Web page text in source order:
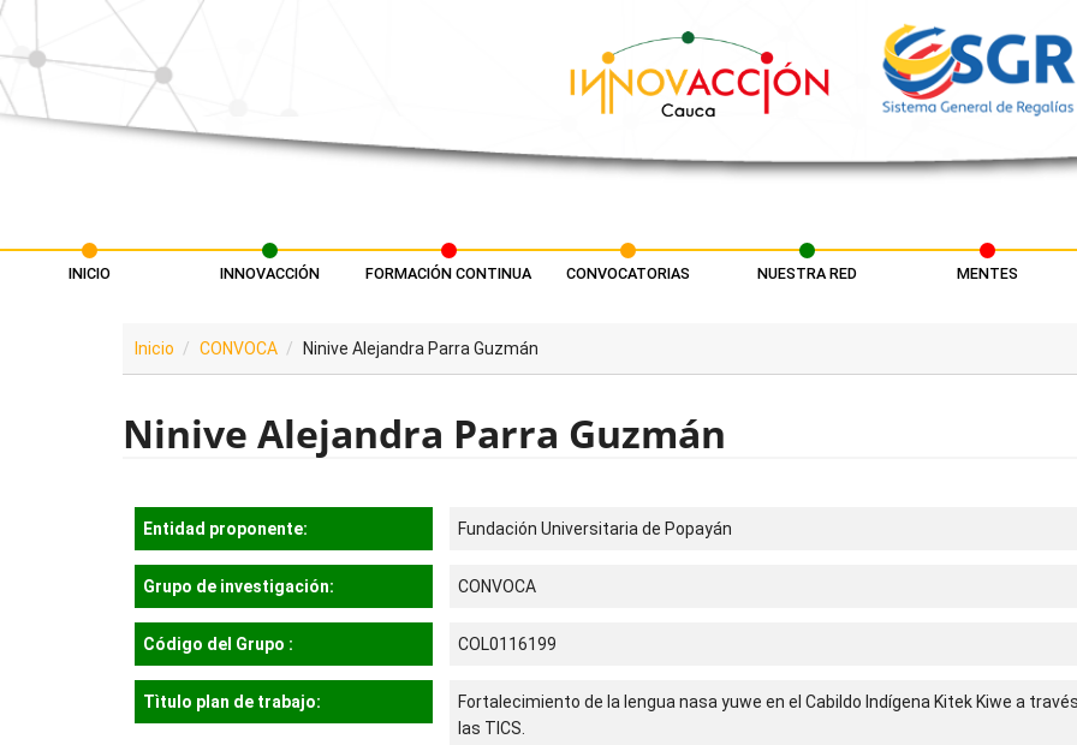
Pasar al contenido principal
INICIO INNOVACCIÓN FORMACIÓN CONTINUA CONVOCATORIAS NUESTRA RED MENTES
Inicio CONVOCA Ninive Alejandra Parra Guzmán
Ninive Alejandra Parra Guzmán
Entidad proponente: Fundación Universitaria de Popayán
Grupo de investigación: CONVOCA
Código del Grupo : COL0116199
Tìtulo plan de trabajo:
Fortalecimiento de la lengua nasa yuwe en el Cabildo Indígena Kitek Kiwe a
las TICS.